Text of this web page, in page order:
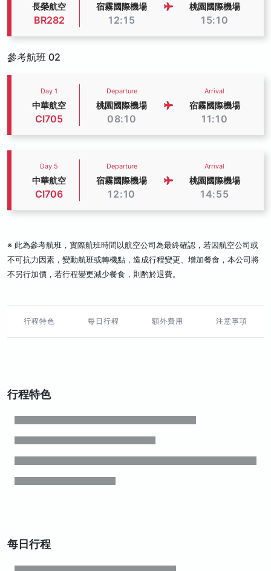
長榮航空
BR282
宿霧國際機場
12:15
桃園國際機場
15:10
參考航班 02
Day 1
中華航空
CI705
Departure
桃園國際機場
08:10
Arrival
宿霧國際機場
11:10
Day 5
中華航空
CI706
Departure
宿霧國際機場
12:10
Arrival
桃園國際機場
14:55
※ 此為參考航班，實際航班時間以航空公司為最終確認，若因航空公司或
不可抗力因素，變動航班或轉機點，造成行程變更、增加餐食，本公司將
不另行加價，若行程變更減少餐食，則酌於退費。
行程特色 每日行程 額外費用 注意事項
行程特色
每日行程